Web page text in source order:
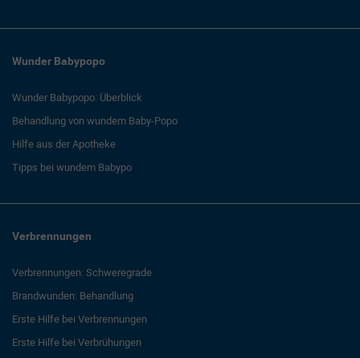
Wunder Babypopo
Wunder Babypopo: Überblick
Behandlung von wundem Baby-Popo
Hilfe aus der Apotheke
Tipps bei wundem Babypo
Verbrennungen
Verbrennungen: Schweregrade
Brandwunden: Behandlung
Erste Hilfe bei Verbrennungen
Erste Hilfe bei Verbrühungen